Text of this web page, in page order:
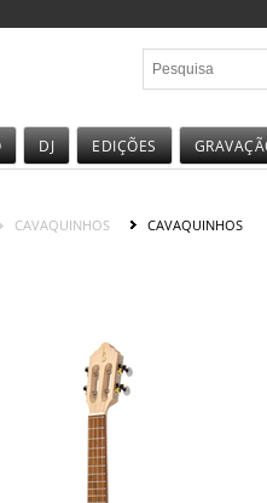
DJ EDIÇÕES
CAVAQUINHOS CAVAQUINHOS